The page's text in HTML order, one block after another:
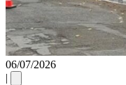
06/07/2026
|